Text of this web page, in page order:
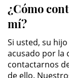
¿Cómo
mí?
Si usted, su
acusado por la
contactarnos
de ello.